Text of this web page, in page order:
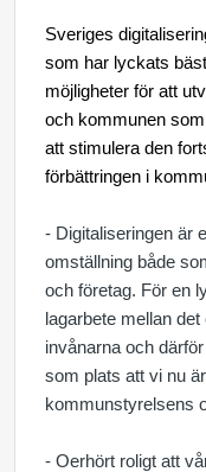
Sveriges
som har lyckats
möjligheter för att
och kommunen
att stimulera den
förbättringen i
- Digitaliseringen är
omställning både
och företag. För en
lagarbete mellan
invånarna och
som plats att vi nu
kommunstyrelsens
- Oerhört roligt att